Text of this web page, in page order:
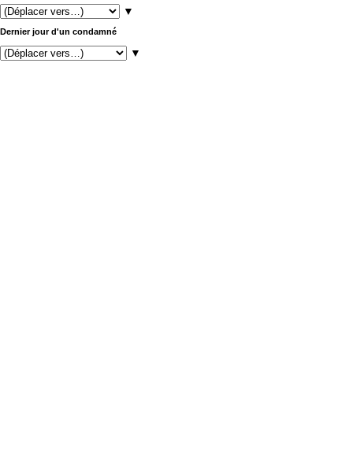
▼
Dernier jour d'un condamné
▼